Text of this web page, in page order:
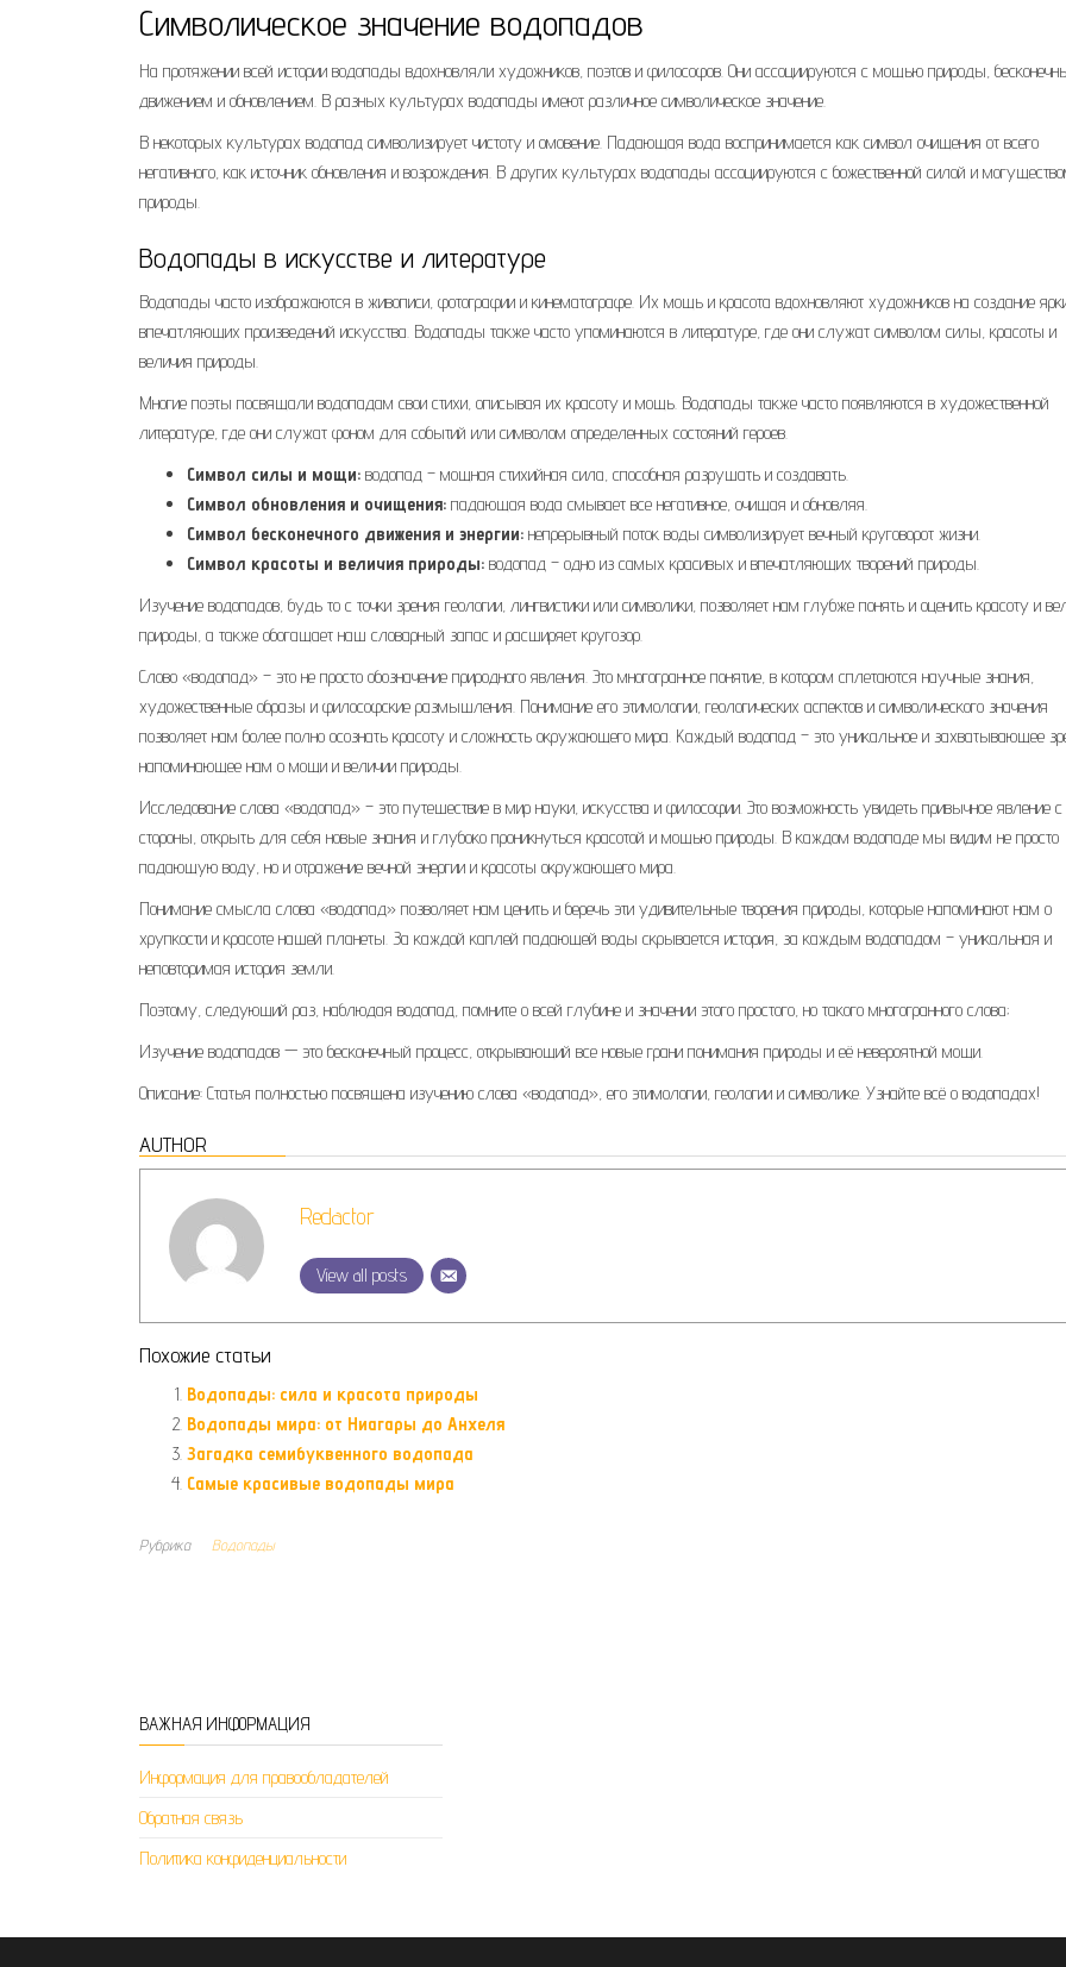
Символическое значение водопадов
На протяжении всей истории водопады вдохновляли художников, поэтов и философов. Они ассоциируются с мощью природы,
движением и обновлением. В разных культурах водопады имеют различное символическое значение.
В некоторых культурах водопад символизирует чистоту и омовение. Падающая вода воспринимается как символ очищения от всего
негативного, как источник обновления и возрождения. В других культурах водопады ассоциируются с божественной силой и
природы.
Водопады в искусстве и литературе
Водопады часто изображаются в живописи, фотографии и кинематографе. Их мощь и красота вдохновляют художников на создание
впечатляющих произведений искусства. Водопады также часто упоминаются в литературе, где они служат символом силы, красоты и
величия природы.
Многие поэты посвящали водопадам свои стихи, описывая их красоту и мощь. Водопады также часто появляются в художественной
литературе, где они служат фоном для событий или символом определенных состояний героев.
Символ силы и мощи: водопад – мощная стихийная сила, способная разрушать и создавать.
Символ обновления и очищения: падающая вода смывает все негативное, очищая и обновляя.
Символ бесконечного движения и энергии: непрерывный поток воды символизирует вечный круговорот жизни.
Символ красоты и величия природы: водопад – одно из самых красивых и впечатляющих творений природы.
Изучение водопадов, будь то с точки зрения геологии, лингвистики или символики, позволяет нам глубже понять и оценить красоту и
природы, а также обогащает наш словарный запас и расширяет кругозор.
Слово «водопад» – это не просто обозначение природного явления. Это многогранное понятие, в котором сплетаются научные знания,
художественные образы и философские размышления. Понимание его этимологии, геологических аспектов и символического значения
позволяет нам более полно осознать красоту и сложность окружающего мира. Каждый водопад – это уникальное и захватывающее
напоминающее нам о мощи и величии природы.
Исследование слова «водопад» – это путешествие в мир науки, искусства и философии. Это возможность увидеть привычное явление с
стороны, открыть для себя новые знания и глубоко проникнуться красотой и мощью природы. В каждом водопаде мы видим не просто
падающую воду, но и отражение вечной энергии и красоты окружающего мира.
Понимание смысла слова «водопад» позволяет нам ценить и беречь эти удивительные творения природы, которые напоминают нам о
хрупкости и красоте нашей планеты. За каждой каплей падающей воды скрывается история, за каждым водопадом – уникальная и
неповторимая история земли.
Поэтому, следующий раз, наблюдая водопад, помните о всей глубине и значении этого простого, но такого многогранного слова;
Изучение водопадов — это бесконечный процесс, открывающий все новые грани понимания природы и её невероятной мощи.
Описание: Статья полностью посвящена изучению слова «водопад», его этимологии, геологии и символике. Узнайте всё о водопадах!
AUTHOR
Redactor
View all posts
Похожие статьи
Водопады: сила и красота природы
Водопады мира: от Ниагары до Анхеля
Загадка семибуквенного водопада
Самые красивые водопады мира
Рубрика Водопады
ВАЖНАЯ ИНФОРМАЦИЯ
Информация для правообладателей
Обратная связь
Политика конфиденциальности